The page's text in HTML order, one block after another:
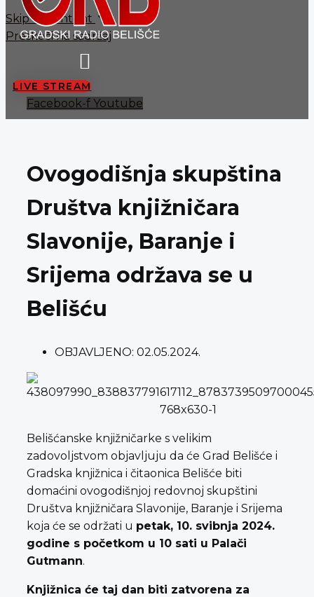
Skip to content
Preskoči na sadržaj
LIVE STREAM
Facebook-f Youtube
Ovogodišnja skupština
Društva knjižničara
Slavonije, Baranje i
Srijema održava se u
Belišću
OBJAVLJENO: 02.05.2024.
Belišćanske knjižničarke s velikim
zadovoljstvom objavljuju da će Grad Belišće i
Gradska knjižnica i čitaonica Belišće biti
domaćini ovogodišnjoj redovnoj skupštini
Društva knjižničara Slavonije, Baranje i Srijema
koja će se održati u petak, 10. svibnja 2024.
godine s početkom u 10 sati u Palači
Gutmann.
Knjižnica će taj dan biti zatvorena za